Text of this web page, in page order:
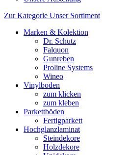
Zur Kategorie Unser Sortiment
Marken & Kolektion
Dr. Schutz
Falquon
Gunreben
Proline Systems
Wineo
Vinylboden
zum klicken
zum kleben
Parkettböden
Fertigparkett
Hochglanzlaminat
Steindekore
Holzdekore